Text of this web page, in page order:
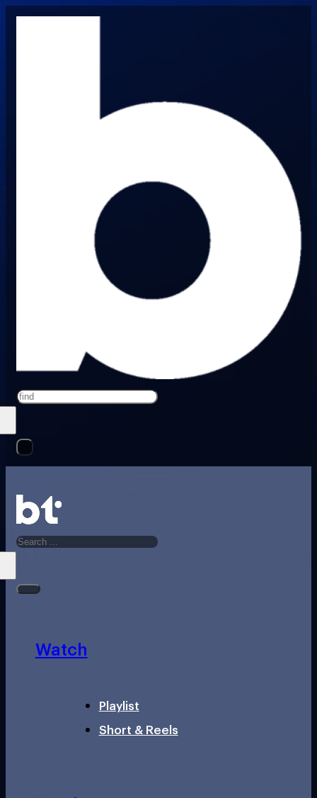
Search
Search
Watch
Playlist
Short & Reels